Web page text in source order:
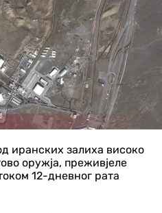
иранских залиха високо
оружја, преживјеле
12-дневног рата